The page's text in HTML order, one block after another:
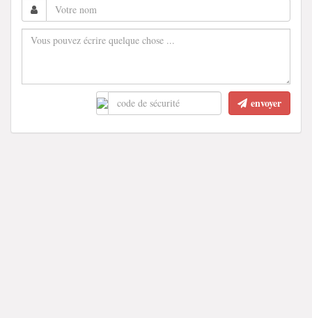
envoyer